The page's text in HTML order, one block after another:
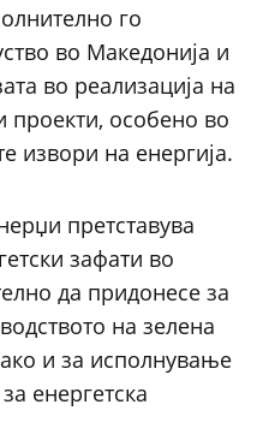
го
во Македонија и
во реализација на
проекти, особено во
извори на енергија.
претставува
зафати во
да придонесе за
на зелена
и за исполнување
енергетска